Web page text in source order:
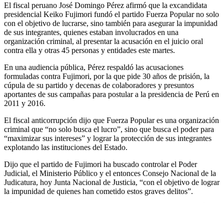
El fiscal peruano José Domingo Pérez afirmó que la excandidata
presidencial Keiko Fujimori fundó el partido Fuerza Popular no solo
con el objetivo de lucrarse, sino también para asegurar la impunidad
de sus integrantes, quienes estaban involucrados en una
organización criminal, al presentar la acusación en el juicio oral
contra ella y otras 45 personas y entidades este martes.
En una audiencia pública, Pérez respaldó las acusaciones
formuladas contra Fujimori, por la que pide 30 años de prisión, la
cúpula de su partido y decenas de colaboradores y presuntos
aportantes de sus campañas para postular a la presidencia de Perú en
2011 y 2016.
El fiscal anticorrupción dijo que Fuerza Popular es una organización
criminal que “no solo busca el lucro”, sino que busca el poder para
“maximizar sus intereses” y lograr la protección de sus integrantes
explotando las instituciones del Estado.
Dijo que el partido de Fujimori ha buscado controlar el Poder
Judicial, el Ministerio Público y el entonces Consejo Nacional de la
Judicatura, hoy Junta Nacional de Justicia, “con el objetivo de lograr
la impunidad de quienes han cometido estos graves delitos”.